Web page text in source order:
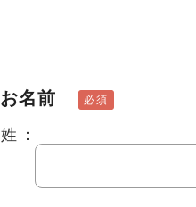
お名前必須
姓：